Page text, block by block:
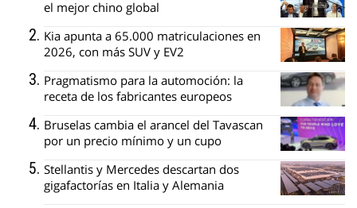
el mejor chino global
Kia apunta a 65.000 matriculaciones en
2026, con más SUV y EV2
Pragmatismo para la automoción: la
receta de los fabricantes europeos
Bruselas cambia el arancel del Tavascan
por un precio mínimo y un cupo
Stellantis y Mercedes descartan dos
gigafactorías en Italia y Alemania